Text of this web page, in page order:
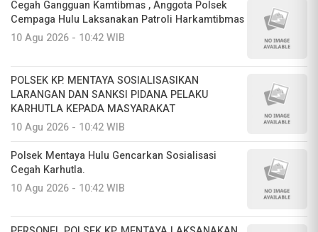
Cegah Gangguan Kamtibmas , Anggota Polsek
Cempaga Hulu Laksanakan Patroli Harkamtibmas
10 Agu 2026 - 10:42 WIB
POLSEK KP. MENTAYA SOSIALISASIKAN
LARANGAN DAN SANKSI PIDANA PELAKU
KARHUTLA KEPADA MASYARAKAT
10 Agu 2026 - 10:42 WIB
Polsek Mentaya Hulu Gencarkan Sosialisasi
Cegah Karhutla.
10 Agu 2026 - 10:42 WIB